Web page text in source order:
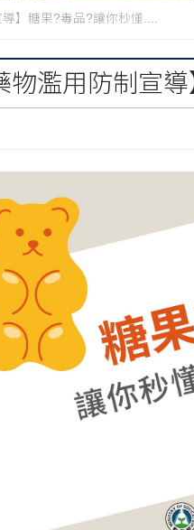
導】糖果?毒品?讓你秒懂....
物濫用防制宣